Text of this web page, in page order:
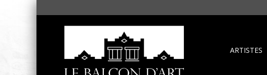
ARTISTES